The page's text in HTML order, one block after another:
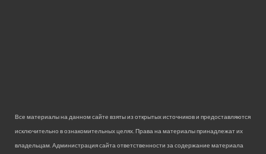
Все материалы на данном сайте взяты из открытых источников и предоставляются
исключительно в ознакомительных целях. Права на материалы принадлежат их
владельцам. Администрация сайта ответственности за содержание материала